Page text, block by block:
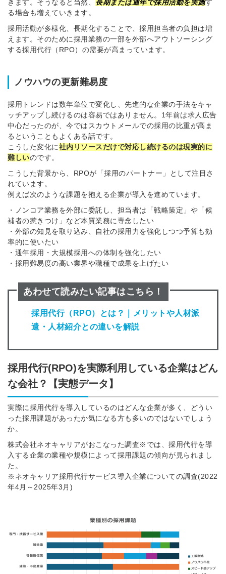
きます。そうなると当然、 長期または通年で採用活動を実施す
る場合も増えていきます。
採用活動が多様化、長期化することで、採用担当者の負担は増
えます。そのために採用業務の一部を外部へアウトソーシング
する採用代行（RPO）の需要が高まっています。
ノウハウの更新難易度
採用トレンドは数年単位で変化し、先進的な企業の手法をキャ
ッチアップし続けるのは容易ではありません。1年前は求人広告
中心だったのが、今ではスカウトメールでの採用の比重が高ま
るということもよくある話です。
こうした変化に社内リソースだけで対応し続けるのは現実的に
難しいのです。
こうした背景から、RPOが「採用のパートナー」として注目さ
れています。
例えば次のような課題を抱える企業が導入を進めています。
・ノンコア業務を外部に委託し、担当者は「戦略策定」や「候
補者の惹きつけ」など本質業務に専念したい
・外部の知見を取り込み、自社の採用力を強化しつつ予算も効
率的に使いたい
・通年採用・大規模採用への体制を強化したい
・採用難易度の高い業界や職種で成果を上げたい
あわせて読みたい記事はこちら！
採用代行（RPO）とは？｜メリットや人材派
遣・人材紹介との違いを解説
採用代行(RPO)を実際利用している企業はどん
な会社？【実態データ】
実際に採用代行を導入しているのはどんな企業が多く、どうい
った採用課題があったか気になる方も多いのではないでしょう
か。
株式会社ネオキャリアがおこなった調査※では、採用代行を導
入する企業の業種や規模によって採用課題の傾向が見られまし
た。
※ネオキャリア採用代行サービス導入企業についての調査(2022
年4月～2025年3月)